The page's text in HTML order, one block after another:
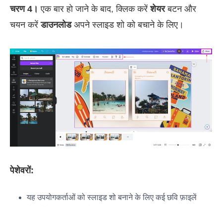
चरण 4। एक बार हो जाने के बाद, क्लिक करेंशेयरबटन और
चयन करेंडाउनलोडअपने स्लाइड शो को बचाने के लिए।
पेशेवरों:
यह उपयोगकर्ताओं को स्लाइड शो बनाने के लिए कई छवि फ़ाइलें